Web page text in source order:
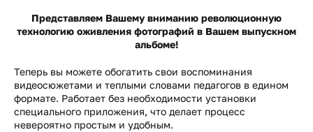
Представляем Вашему вниманию революционную
технологию оживления фотографий в Вашем выпускном
альбоме!
Теперь вы можете обогатить свои воспоминания
видеосюжетами и теплыми словами педагогов в едином
формате. Работает без необходимости установки
специального приложения, что делает процесс
невероятно простым и удобным.